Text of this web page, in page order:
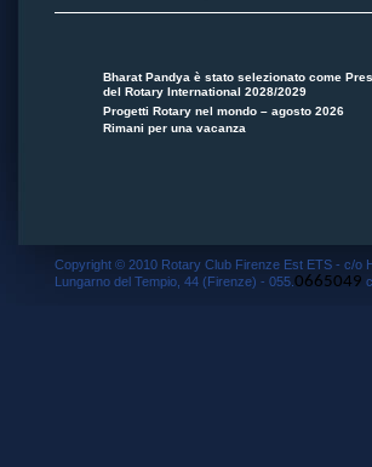
Bharat Pandya è stato selezionato come
del Rotary International 2028/2029
Progetti Rotary nel mondo – agosto 2026
Rimani per una vacanza
Copyright © 2010 Rotary Club Firenze Est ETS - c/o
Lungarno del Tempio, 44 (Firenze) - 055. 0665049